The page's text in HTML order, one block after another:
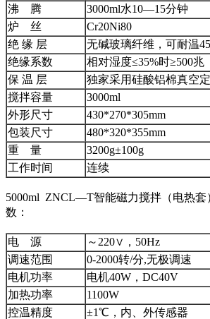
沸 腾
3000ml水10—15分钟
炉 丝
Cr20Ni80
绝 缘 层
无碱玻璃纤维，可耐温
绝缘系数
相对湿度≤35%时≥500兆
保 温 层
独家采用硅酸铝棉真空
搅拌容量
3000ml
外形尺寸
430*270*305mm
包装尺寸
480*320*355mm
重 量
3200g±100g
工作时间
连续
5000ml ZNCL—T智能磁力搅拌（电热
数：
电 源
～220∨，50Hz
调速范围
0-2000转/分,无极调速
电机功率
电机40W，DC40V
加热功率
1100W
控温精度
±1℃，内、外传感器